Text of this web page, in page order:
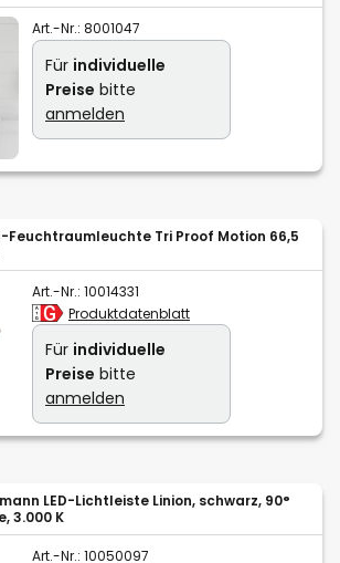
Art.-Nr.: 8001047
Für individuelle
Preise bitte
anmelden
Feuchtraumleuchte Tri Proof Motion 66,5
Art.-Nr.: 10014331
Produktdatenblatt
Für individuelle
Preise bitte
anmelden
LED-Lichtleiste Linion, schwarz, 90°
3.000 K
Art.-Nr.: 10050097